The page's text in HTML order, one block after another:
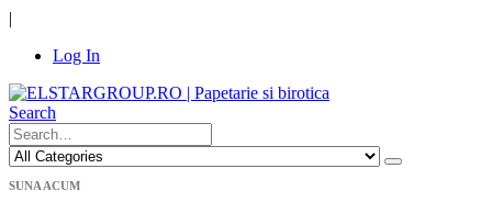
|
Log In
Search
SUNA ACUM